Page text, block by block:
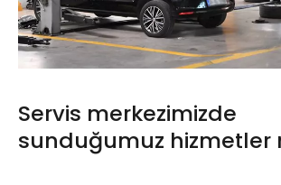
Servis merkezimizde
sunduğumuz hizmetler